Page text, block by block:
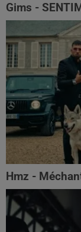
Gims -
Hmz -